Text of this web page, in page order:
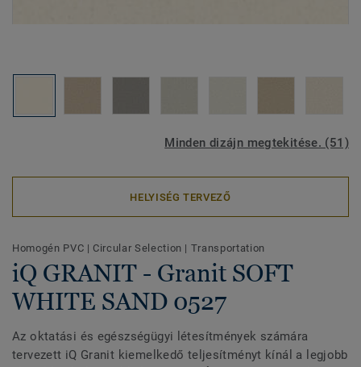
Minden dizájn megtekitése. (51)
HELYISÉG TERVEZŐ
Homogén PVC | Circular Selection | Transportation
iQ GRANIT - Granit SOFT
WHITE SAND 0527
Az oktatási és egészségügyi létesítmények számára
tervezett iQ Granit kiemelkedő teljesítményt kínál a legjobb